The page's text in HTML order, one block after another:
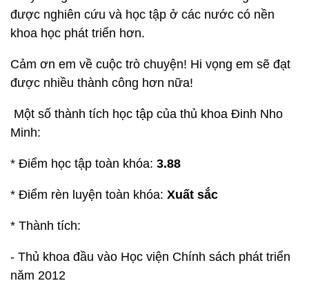
được nghiên cứu và học tập ở các nước có nền
khoa học phát triển hơn.
Cảm ơn em về cuộc trò chuyện! Hi vọng em sẽ đạt
được nhiều thành công hơn nữa!
Một số thành tích học tập của thủ khoa Đinh Nho
Minh:
* Điểm học tập toàn khóa: 3.88
* Điểm rèn luyện toàn khóa: Xuất sắc
* Thành tích:
- Thủ khoa đầu vào Học viện Chính sách phát triển
năm 2012